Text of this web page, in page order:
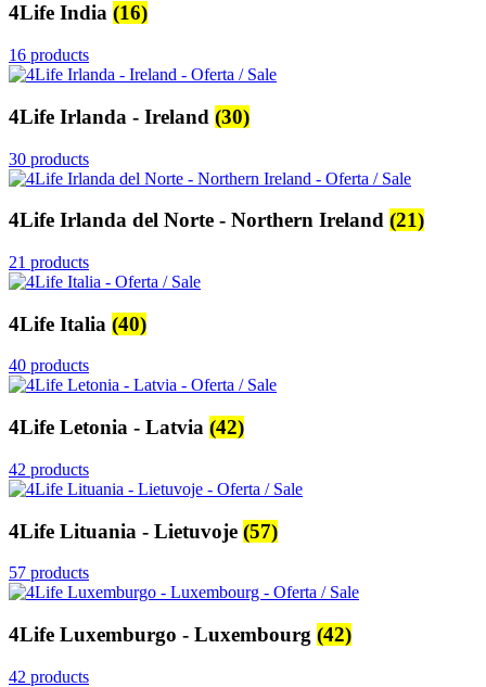
4Life India (16)
16 products
4Life Irlanda - Ireland (30)
30 products
4Life Irlanda del Norte - Northern Ireland (21)
21 products
4Life Italia (40)
40 products
4Life Letonia - Latvia (42)
42 products
4Life Lituania - Lietuvoje (57)
57 products
4Life Luxemburgo - Luxembourg (42)
42 products